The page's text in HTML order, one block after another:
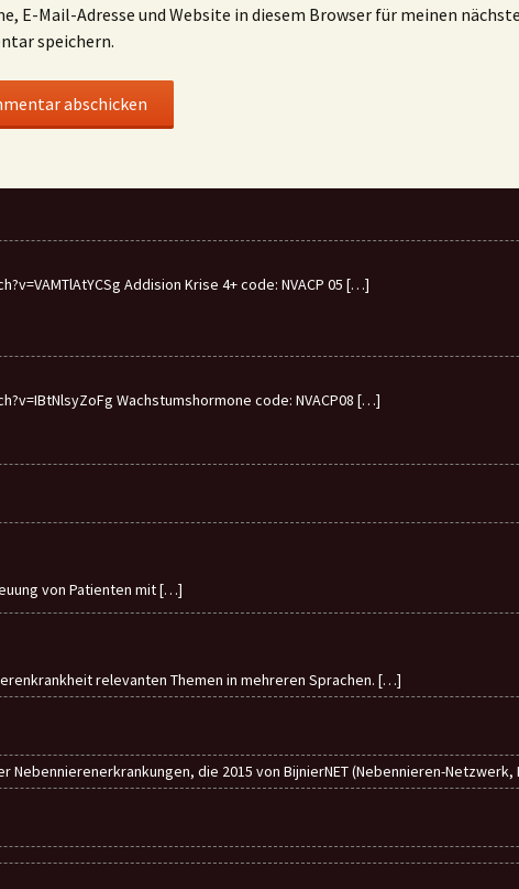
E-Mail-Adresse und Website in diesem Browser für meinen
speichern.
Addision Krise 4+ code: NVACP 05 […]
Wachstumshormone code: NVACP08 […]
von Patienten mit[…]
relevanten Themen in mehreren Sprachen. […]
Nebennierenerkrankungen, die 2015 von BijnierNET (Nebennieren-